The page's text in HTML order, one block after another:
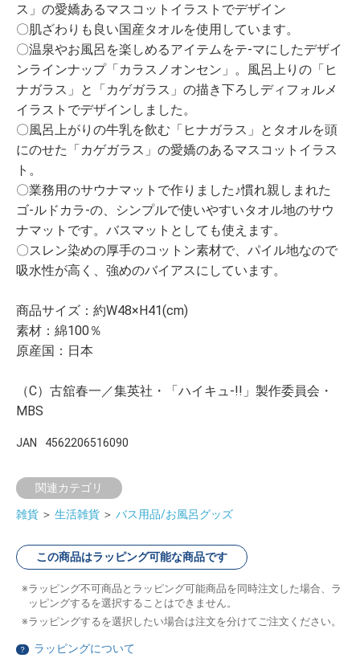
ス」の愛嬌あるマスコットイラストでデザイン
〇肌ざわりも良い国産タオルを使用しています。
〇温泉やお風呂を楽しめるアイテムをテ-マにしたデザイ
ンラインナップ「カラスノオンセン」。風呂上りの「ヒ
ナガラス」と「カゲガラス」の描き下ろしディフォルメ
イラストでデザインしました。
〇風呂上がりの牛乳を飲む「ヒナガラス」とタオルを頭
にのせた「カゲガラス」の愛嬌のあるマスコットイラス
ト。
〇業務用のサウナマットで作りました♪慣れ親しまれた
ゴ-ルドカラ-の、シンプルで使いやすいタオル地のサウ
ナマットです。バスマットとしても使えます。
〇スレン染めの厚手のコットン素材で、パイル地なので
吸水性が高く、強めのバイアスにしています。
商品サイズ：約W48×H41(cm)
素材：綿100％
原産国：日本
（C）古舘春一／集英社・「ハイキュ-!!」製作委員会・
MBS
JAN 4562206516090
関連カテゴリ
雑貨 ＞ 生活雑貨 ＞ バス用品/お風呂グッズ
この商品はラッピング可能な商品です
ラッピング不可商品とラッピング可能商品を同時注文した場合、ラ
ッピングするを選択することはできません。
ラッピングするを選択したい場合は注文を分けてご注文ください。
？ ラッピングについて